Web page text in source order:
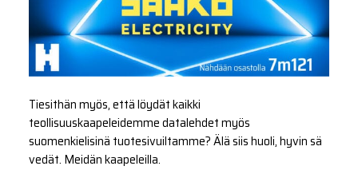
Tiesithän myös, että löydät kaikki
teollisuuskaapeleidemme datalehdet myös
suomenkielisinä tuotesivuiltamme? Älä siis huoli, hyvin sä
vedät. Meidän kaapeleilla.